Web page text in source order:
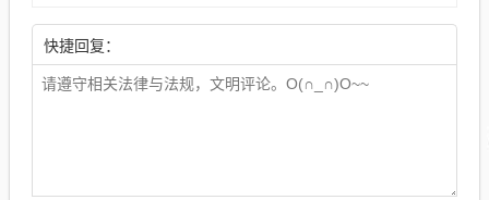
快捷回复：